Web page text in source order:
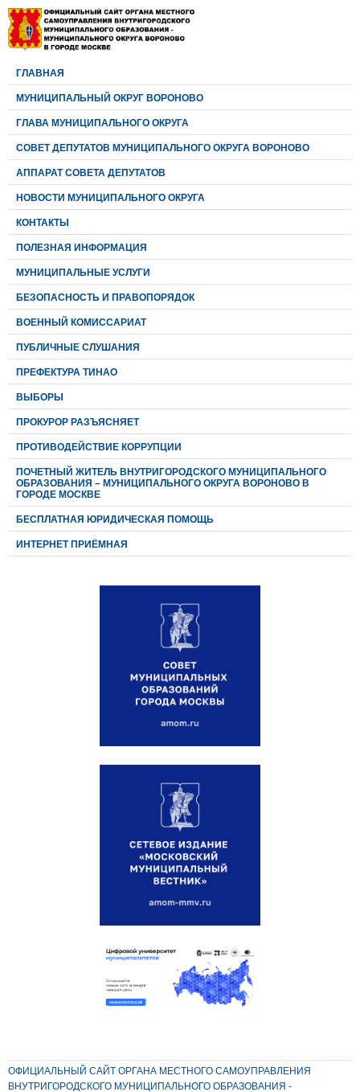
ГЛАВНАЯ
МУНИЦИПАЛЬНЫЙ ОКРУГ ВОРОНОВО
ГЛАВА МУНИЦИПАЛЬНОГО ОКРУГА
CОВЕТ ДЕПУТАТОВ МУНИЦИПАЛЬНОГО ОКРУГА ВОРОНОВО
АППАРАТ СОВЕТА ДЕПУТАТОВ
НОВОСТИ МУНИЦИПАЛЬНОГО ОКРУГА
КОНТАКТЫ
ПОЛЕЗНАЯ ИНФОРМАЦИЯ
МУНИЦИПАЛЬНЫЕ УСЛУГИ
БЕЗОПАСНОСТЬ И ПРАВОПОРЯДОК
ВОЕННЫЙ КОМИССАРИАТ
ПУБЛИЧНЫЕ СЛУШАНИЯ
ПРЕФЕКТУРА ТИНАО
ВЫБОРЫ
ПРОКУРОР РАЗЪЯСНЯЕТ
ПРОТИВОДЕЙСТВИЕ КОРРУПЦИИ
ПОЧЕТНЫЙ ЖИТЕЛЬ ВНУТРИГОРОДСКОГО МУНИЦИПАЛЬНОГО
ОБРАЗОВАНИЯ – МУНИЦИПАЛЬНОГО ОКРУГА ВОРОНОВО В
ГОРОДЕ МОСКВЕ
БЕСПЛАТНАЯ ЮРИДИЧЕСКАЯ ПОМОЩЬ
ИНТЕРНЕТ ПРИЁМНАЯ
ОФИЦИАЛЬНЫЙ САЙТ ОРГАНА МЕСТНОГО САМОУПРАВЛЕНИЯ
ВНУТРИГОРОДСКОГО МУНИЦИПАЛЬНОГО ОБРАЗОВАНИЯ -